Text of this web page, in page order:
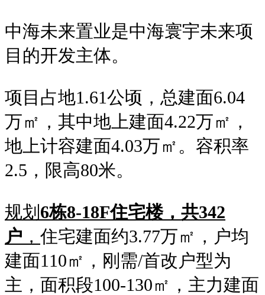
中海未来置业是中海寰宇未来项
目的开发主体。
项目占地1.61公顷，总建面6.04
万㎡，其中地上建面4.22万㎡，
地上计容建面4.03万㎡。容积率
2.5，限高80米。
规划 6栋8-18F住宅楼，共342
户 ， 住宅建面约3.77万㎡，户均
建面110㎡，刚需/首改户型为
主，面积段100-130㎡，主力建面